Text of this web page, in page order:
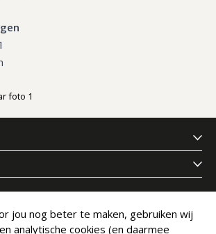
nieuwsbrief
jou nog beter te maken, gebruiken wij
analytische cookies (en daarmee